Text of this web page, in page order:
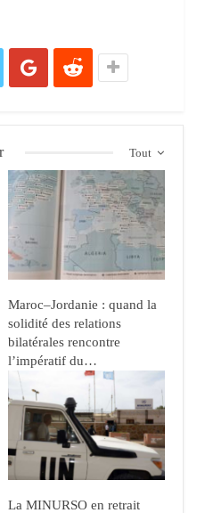
Tout
Maroc–Jordanie : quand la
solidité des relations
bilatérales rencontre
l’impératif du…
La MINURSO en retrait